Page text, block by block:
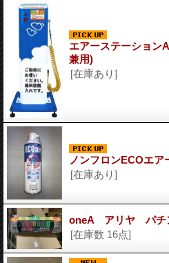
エアーステーション
兼用)
[在庫あり]
ノンフロンECOエ
[在庫あり]
oneA アリヤ パチ
[在庫数 16点]